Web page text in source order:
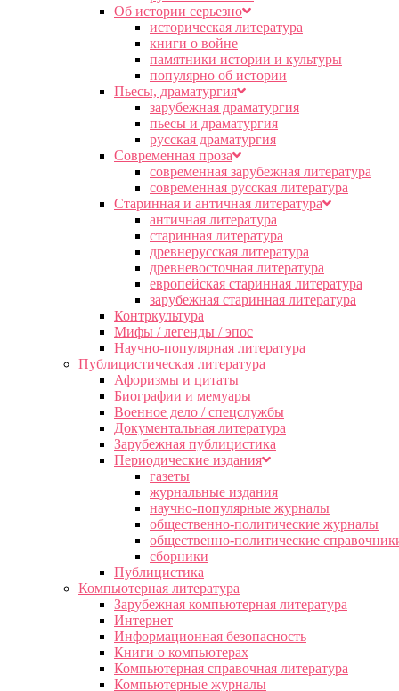
Об истории серьезно
историческая литература
книги о войне
памятники истории и культуры
популярно об истории
Пьесы, драматургия
зарубежная драматургия
пьесы и драматургия
русская драматургия
Современная проза
современная зарубежная литература
современная русская литература
Старинная и античная литература
античная литература
старинная литература
древнерусская литература
древневосточная литература
европейская старинная литература
зарубежная старинная литература
Контркультура
Мифы / легенды / эпос
Научно-популярная литература
Публицистическая литература
Афоризмы и цитаты
Биографии и мемуары
Военное дело / спецслужбы
Документальная литература
Зарубежная публицистика
Периодические издания
газеты
журнальные издания
научно-популярные журналы
общественно-политические журналы
общественно-политические
сборники
Публицистика
Компьютерная литература
Зарубежная компьютерная литература
Интернет
Информационная безопасность
Книги о компьютерах
Компьютерная справочная литература
Компьютерные журналы